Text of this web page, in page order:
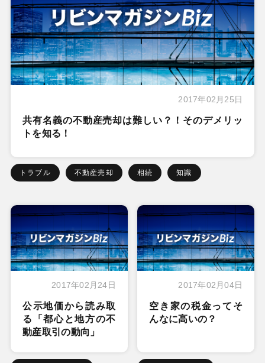
2017年02月25日
共有名義の不動産売却は難しい？！そのデメリッ
トを知る！
トラブル 不動産売却 相続 知識
2017年02月24日
公示地価から読み取
る「都心と地方の不
動産取引の動向」
2017年02月04日
空き家の税金ってそ
んなに高いの？